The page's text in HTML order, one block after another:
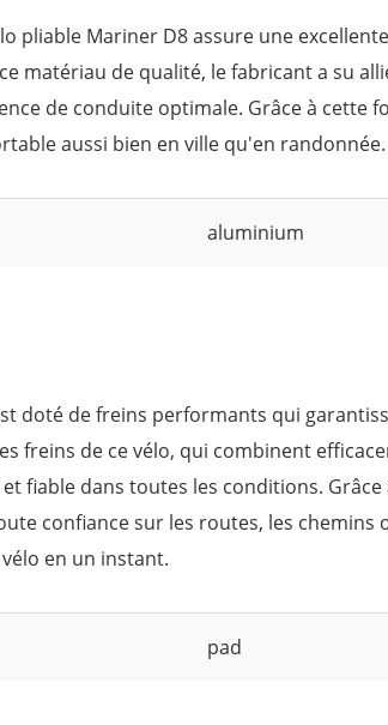
pliable Mariner D8 assure une
matériau de qualité, le fabricant a su
de conduite optimale. Grâce à cette
aussi bien en ville qu'en randonnée.
aluminium
doté de freins performants qui
freins de ce vélo, qui combinent
fiable dans toutes les conditions. Grâce
confiance sur les routes, les chemins
en un instant.
pad